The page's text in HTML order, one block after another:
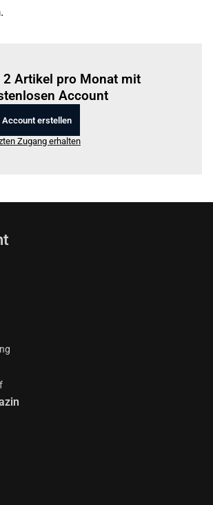
2 Artikel pro Monat mit
Account
Account erstellen
Zugang erhalten